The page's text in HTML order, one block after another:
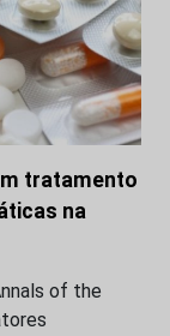
tratamento
na
of the